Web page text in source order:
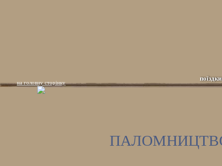
поїздки
на головну сторінку
ПАЛОМНИЦТВО